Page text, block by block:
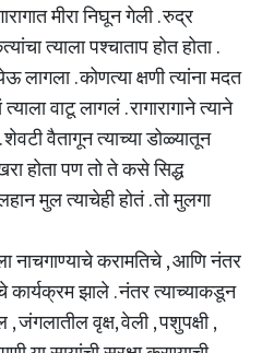
मीरा निघून गेली . रुद्र
त्याला पश्चाताप होत होता .
लागला . कोणत्या क्षणी त्यांना मदत
वाटू लागलं . रागारागाने त्याने
वैतागून त्याच्या डोळ्यातून
होता पण तो ते कसे सिद्ध
मुल त्याचेही होतं . तो मुलगा
नाचगाण्याचे करामतिचे , आणि नंतर
कार्यक्रम झाले . नंतर त्याच्याकडून
वृक्ष, वेली , पशुपक्षी ,